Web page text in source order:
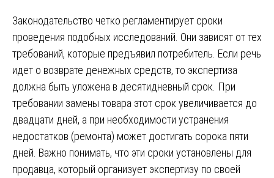
Законодательство четко регламентирует сроки
проведения подобных исследований. Они зависят от тех
требований, которые предъявил потребитель. Если речь
идет о возврате денежных средств, то экспертиза
должна быть уложена в десятидневный срок. При
требовании замены товара этот срок увеличивается до
двадцати дней, а при необходимости устранения
недостатков (ремонта) может достигать сорока пяти
дней. Важно понимать, что эти сроки установлены для
продавца, который организует экспертизу по своей